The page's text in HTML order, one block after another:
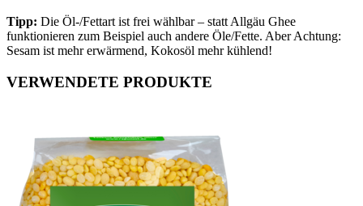
Tipp: Die Öl-/Fettart ist frei wählbar – statt Allgäu Ghee
funktionieren zum Beispiel auch andere Öle/Fette. Aber Achtung:
Sesam ist mehr erwärmend, Kokosöl mehr kühlend!
VERWENDETE PRODUKTE